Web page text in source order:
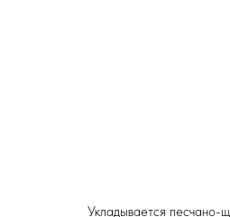
Укладывается песчано-